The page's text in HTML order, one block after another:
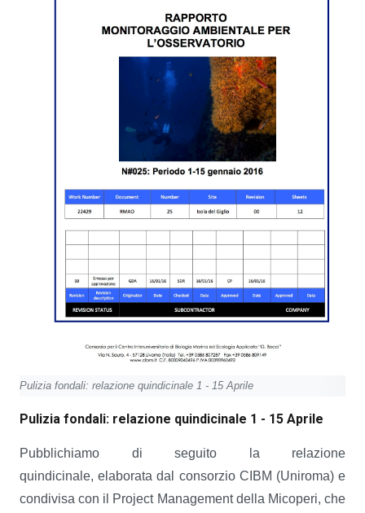
Pulizia fondali: relazione quindicinale 1 - 15 Aprile
Pulizia fondali: relazione quindicinale 1 - 15 Aprile
Pubblichiamo di seguito la relazione
quindicinale, elaborata dal consorzio CIBM (Uniroma) e
condivisa con il Project Management della Micoperi, che